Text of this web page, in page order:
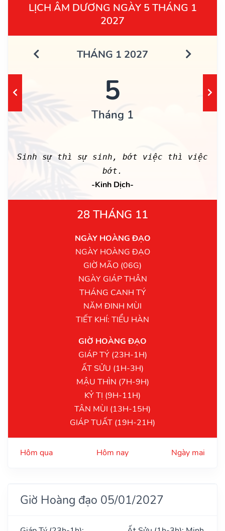
LỊCH ÂM DƯƠNG NGÀY 5 THÁNG 1
2027
THÁNG 1 2027
5
Tháng 1
Sinh sự thì sự sinh, bớt việc thì việc
bớt.
-Kinh Dịch-
28 THÁNG 11
NGÀY HOÀNG ĐẠO
NGÀY HOÀNG ĐẠO
GIỜ MÃO (06G)
NGÀY GIÁP THÂN
THÁNG CANH TÝ
NĂM ĐINH MÙI
TIẾT KHÍ: TIỂU HÀN
GIỜ HOÀNG ĐẠO
GIÁP TÝ (23H-1H)
ẤT SỬU (1H-3H)
MẬU THÌN (7H-9H)
KỶ TỊ (9H-11H)
TÂN MÙI (13H-15H)
GIÁP TUẤT (19H-21H)
Hôm qua Hôm nay Ngày mai
Giờ Hoàng đạo 05/01/2027